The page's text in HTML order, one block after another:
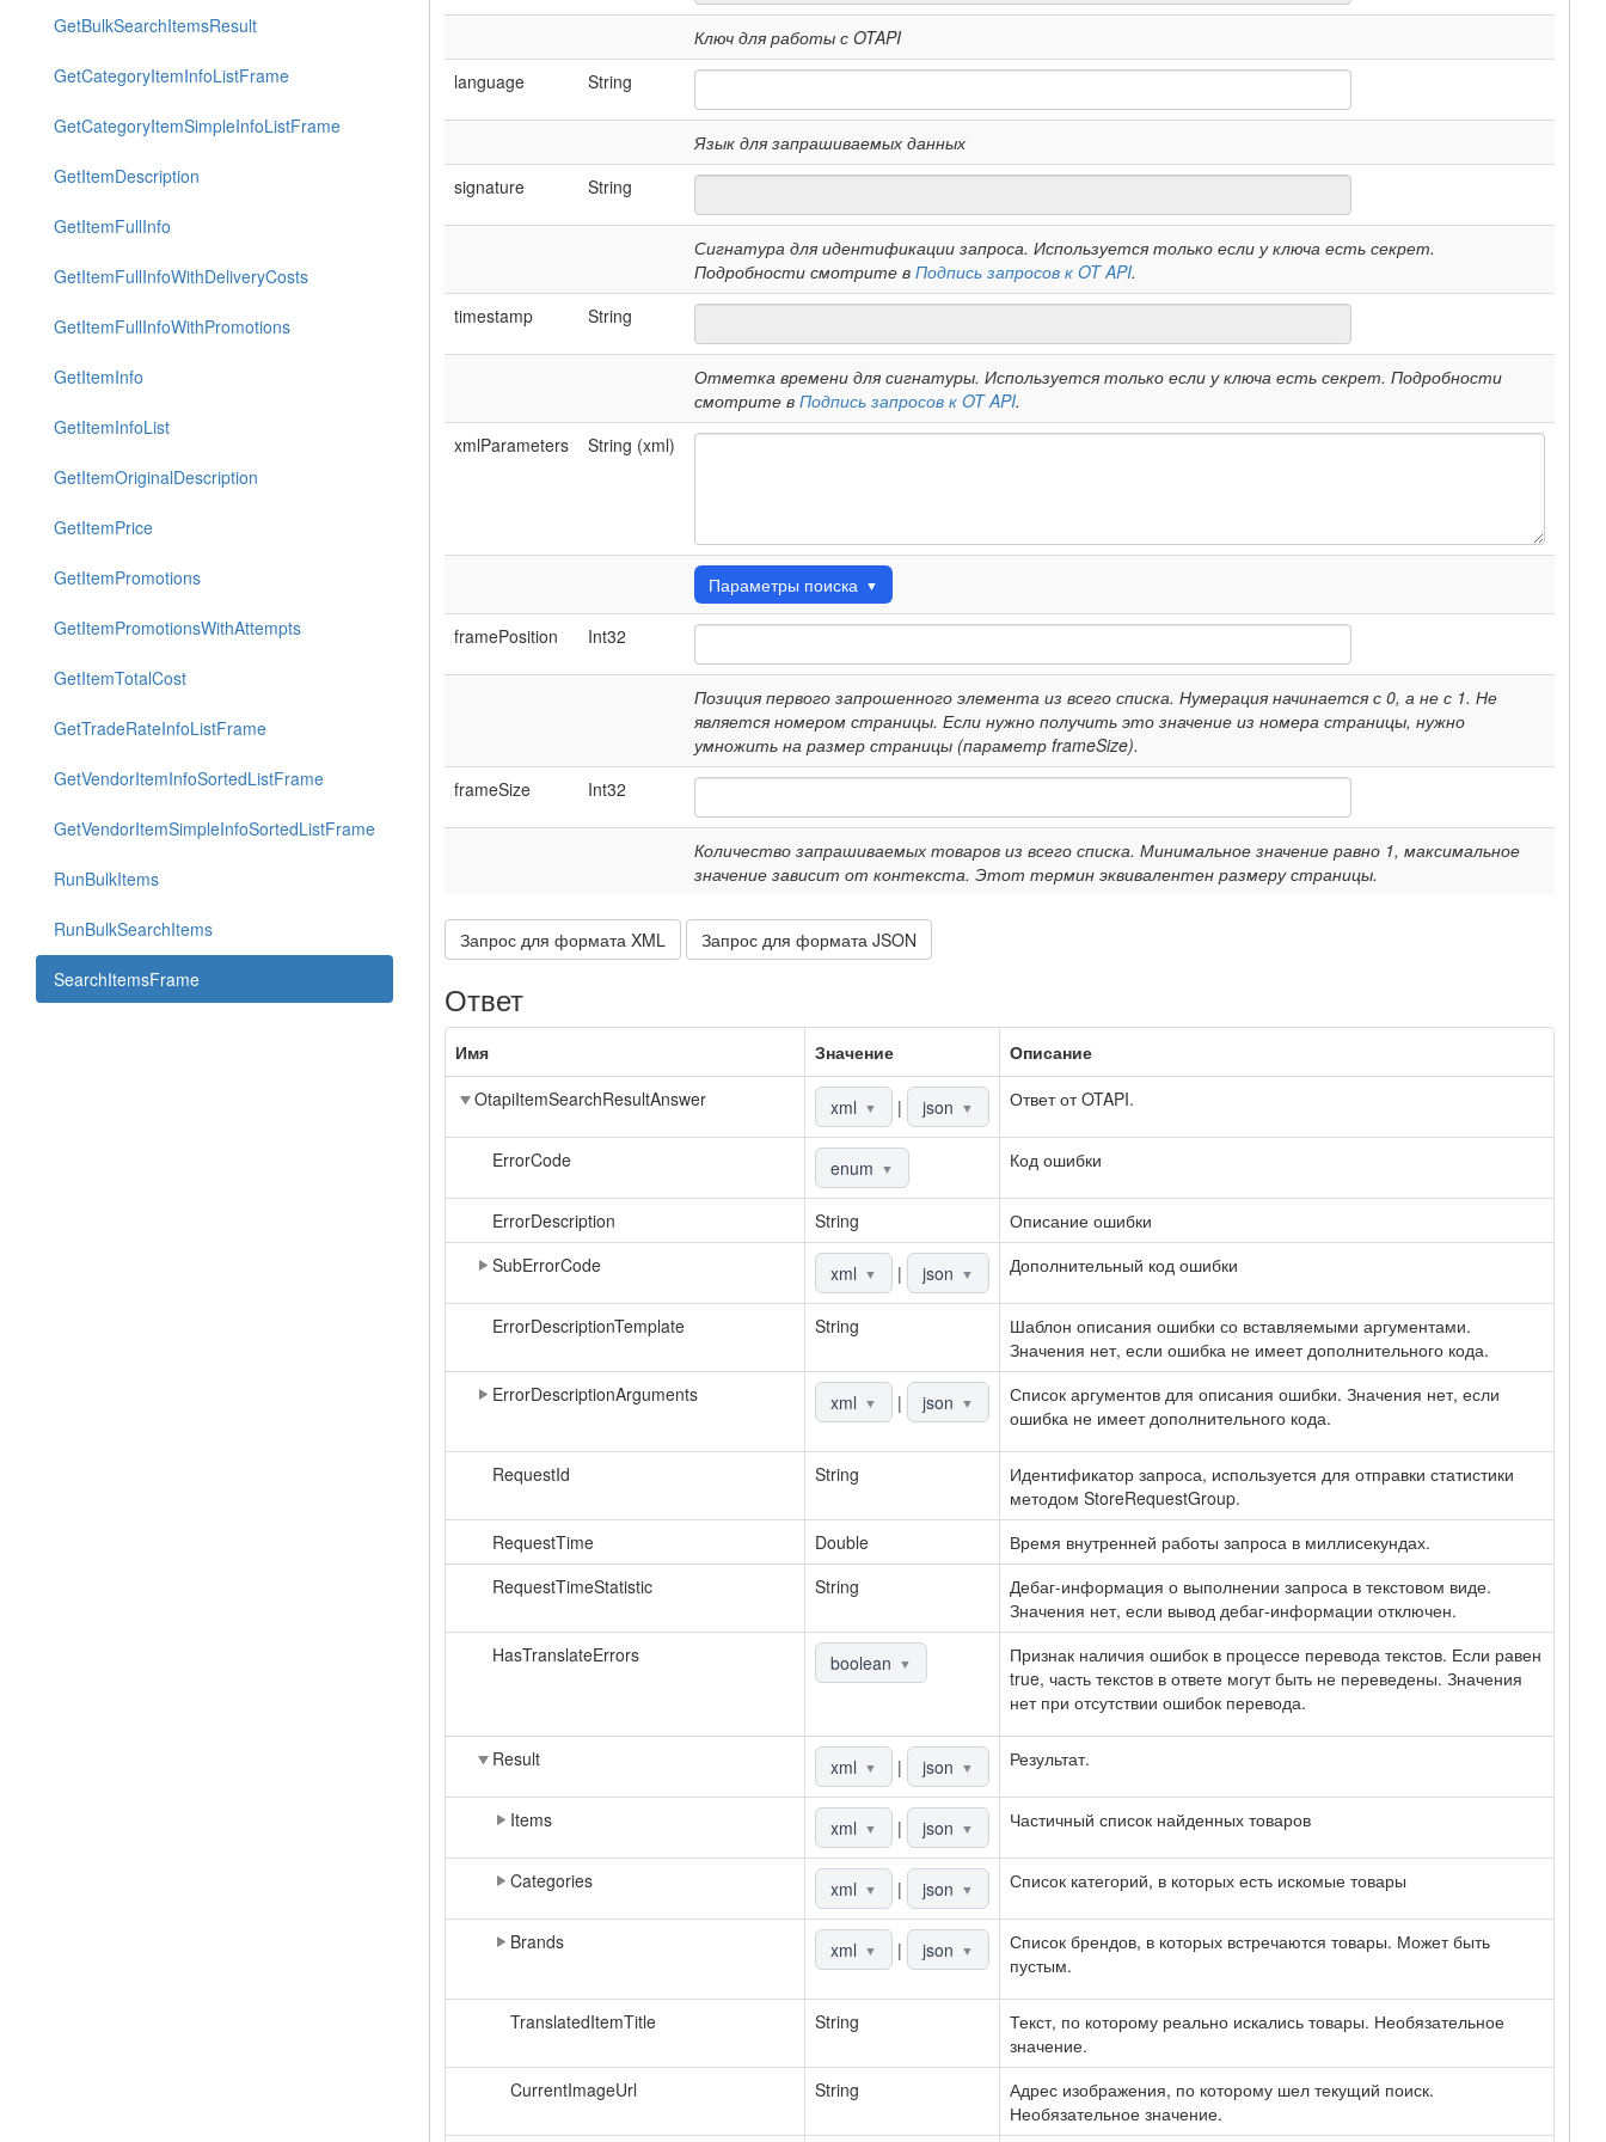
GetBulkSearchItemsResult
GetCategoryItemInfoListFrame
GetCategoryItemSimpleInfoListFrame
GetItemDescription
GetItemFullInfo
GetItemFullInfoWithDeliveryCosts
GetItemFullInfoWithPromotions
GetItemInfo
GetItemInfoList
GetItemOriginalDescription
GetItemPrice
GetItemPromotions
GetItemPromotionsWithAttempts
GetItemTotalCost
GetTradeRateInfoListFrame
GetVendorItemInfoSortedListFrame
GetVendorItemSimpleInfoSortedListFrame
RunBulkItems
RunBulkSearchItems
SearchItemsFrame
Ключ для работы с OTAPI
language
String
Язык для запрашиваемых данных
signature
String
Сигнатура для идентификации запроса. Используется только если у ключа есть секрет.
Подробности смотрите в Подпись запросов к OT API.
timestamp
String
Отметка времени для сигнатуры. Используется только если у ключа есть секрет. Подробности
смотрите в Подпись запросов к OT API.
xmlParameters
String (xml)
Параметры поиска ▼
framePosition Int32
Позиция первого запрошенного элемента из всего списка. Нумерация начинается с 0, а не с 1. Не
является номером страницы. Если нужно получить это значение из номера страницы, нужно
умножить на размер страницы (параметр frameSize).
frameSize
Int32
Количество запрашиваемых товаров из всего списка. Минимальное значение равно 1, максимальное
значение зависит от контекста. Этот термин эквивалентен размеру страницы.
Запрос для формата XML Запрос для формата JSON
Ответ
Имя Значение
Описание
OtapiItemSearchResultAnswer
xml ▼ | json ▼ Ответ от OTAPI.
ErrorCode enum ▼ Код ошибки
ErrorDescription String
Описание ошибки
SubErrorCode
xml ▼ | json ▼ Дополнительный код ошибки
ErrorDescriptionTemplate String
Шаблон описания ошибки со вставляемыми аргументами.
Значения нет, если ошибка не имеет дополнительного кода.
ErrorDescriptionArguments
xml ▼ | json ▼
Список аргументов для описания ошибки. Значения нет, если
ошибка не имеет дополнительного кода.
RequestId String
Идентификатор запроса, используется для отправки статистики
методом StoreRequestGroup.
RequestTime
Double
Время внутренней работы запроса в миллисекундах.
RequestTimeStatistic
String
Дебаг-информация о выполнении запроса в текстовом виде.
Значения нет, если вывод дебаг-информации отключен.
HasTranslateErrors
boolean ▼
Признак наличия ошибок в процессе перевода текстов. Если равен
true, часть текстов в ответе могут быть не переведены. Значения
нет при отсутствии ошибок перевода.
Result xml ▼ | json ▼ Результат.
Items xml ▼ | json ▼ Частичный список найденных товаров
Categories xml ▼ | json ▼ Список категорий, в которых есть искомые товары
Brands xml ▼ | json ▼
Список брендов, в которых встречаются товары. Может быть
пустым.
TranslatedItemTitle String
Текст, по которому реально искались товары. Необязательное
значение.
CurrentImageUrl
String
Адрес изображения, по которому шел текущий поиск.
Необязательное значение.